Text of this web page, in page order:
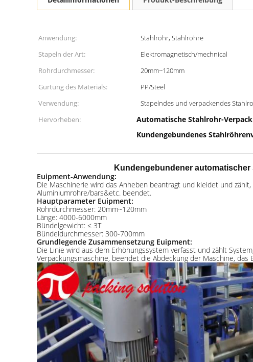
Anwendung: Stahlrohr, Stahlrohre
Stapeln der Art:
Elektromagnetisch/mechnical
Rohrdurchmesser:
20mm~120mm
Gurtung des Materials:
PP/Steel
Verwendung:
Stapelndes und verpackendes
Hervorheben:
Automatische Stahlrohr-
Kundengebundenes
Kundengebundener
Euipment-Anwendung:
Die Maschinerie wird das Anheben beantragt und kleidet und
Aluminiumrohre/bars&etc. beendet.
Hauptparameter Euipment:
Rohrdurchmesser: 20mm~120mm
Länge: 4000-6000mm
Bündelgewicht: ≤ 3T
Bündeldurchmesser: 300-700mm
Grundlegende Zusammensetzung Euipment:
Die Linie wird aus dem Erhöhungssystem verfasst und zählt
Verpackungsmaschine, beendet die Abdeckung der Maschine,